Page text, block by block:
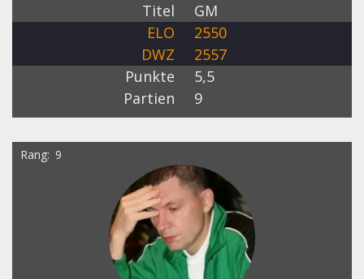
Titel
GM
ELO
2550
DWZ
2557
Punkte
5,5
Partien
9
Rang 9